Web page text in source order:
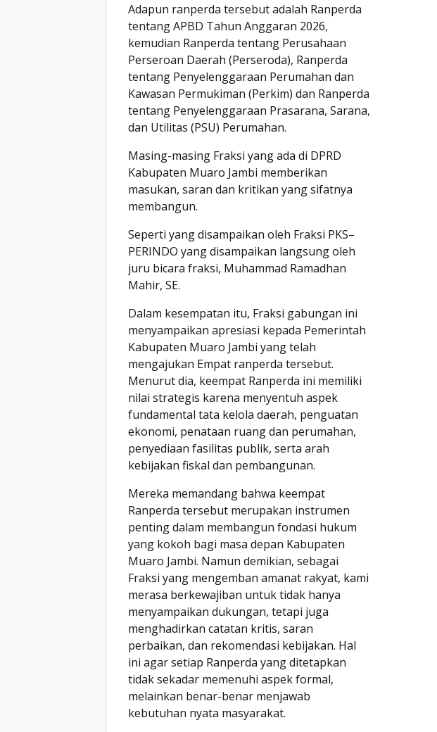
Adapun ranperda tersebut adalah Ranperda
tentang APBD Tahun Anggaran 2026,
kemudian Ranperda tentang Perusahaan
Perseroan Daerah (Perseroda), Ranperda
tentang Penyelenggaraan Perumahan dan
Kawasan Permukiman (Perkim) dan Ranperda
tentang Penyelenggaraan Prasarana, Sarana,
dan Utilitas (PSU) Perumahan.
Masing-masing Fraksi yang ada di DPRD
Kabupaten Muaro Jambi memberikan
masukan, saran dan kritikan yang sifatnya
membangun.
Seperti yang disampaikan oleh Fraksi PKS–
PERINDO yang disampaikan langsung oleh
juru bicara fraksi, Muhammad Ramadhan
Mahir, SE.
Dalam kesempatan itu, Fraksi gabungan ini
menyampaikan apresiasi kepada Pemerintah
Kabupaten Muaro Jambi yang telah
mengajukan Empat ranperda tersebut.
Menurut dia, keempat Ranperda ini memiliki
nilai strategis karena menyentuh aspek
fundamental tata kelola daerah, penguatan
ekonomi, penataan ruang dan perumahan,
penyediaan fasilitas publik, serta arah
kebijakan fiskal dan pembangunan.
Mereka memandang bahwa keempat
Ranperda tersebut merupakan instrumen
penting dalam membangun fondasi hukum
yang kokoh bagi masa depan Kabupaten
Muaro Jambi. Namun demikian, sebagai
Fraksi yang mengemban amanat rakyat, kami
merasa berkewajiban untuk tidak hanya
menyampaikan dukungan, tetapi juga
menghadirkan catatan kritis, saran
perbaikan, dan rekomendasi kebijakan. Hal
ini agar setiap Ranperda yang ditetapkan
tidak sekadar memenuhi aspek formal,
melainkan benar-benar menjawab
kebutuhan nyata masyarakat.